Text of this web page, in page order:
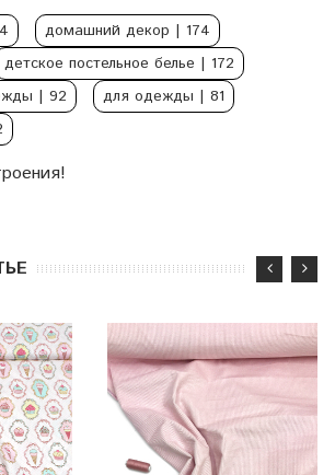
домашний декор | 174
детское постельное белье | 172
| 92 для одежды | 81